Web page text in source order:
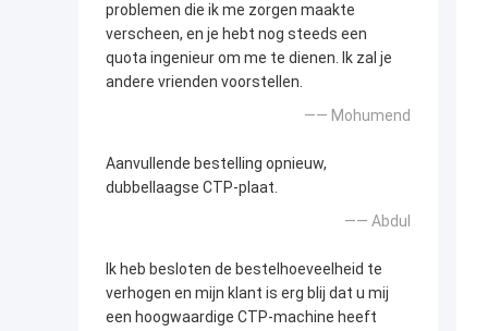
problemen die ik me zorgen maakte
verscheen, en je hebt nog steeds een
quota ingenieur om me te dienen. Ik zal je
andere vrienden voorstellen.
—— Mohumend
Aanvullende bestelling opnieuw,
dubbellaagse CTP-plaat.
—— Abdul
Ik heb besloten de bestelhoeveelheid te
verhogen en mijn klant is erg blij dat u mij
een hoogwaardige CTP-machine heeft